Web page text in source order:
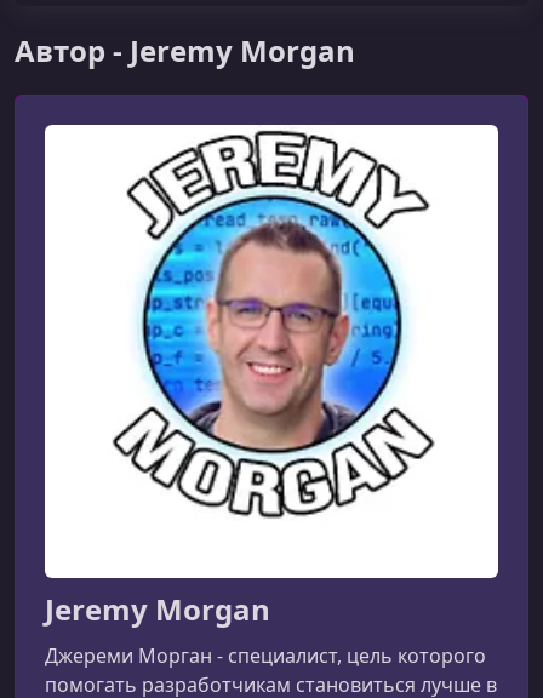
Автор - Jeremy Morgan
Jeremy Morgan
Джереми Морган - специалист, цель которого
помогать разработчикам становиться лучше в